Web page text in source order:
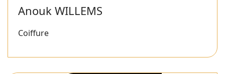
Anouk WILLEMS
Coiffure